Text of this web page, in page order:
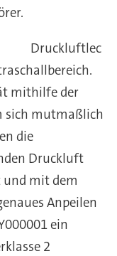
Druckluftlec
mithilfe der
sich mutmaßlich
die
Druckluft
und mit dem
Anpeilen
ein
2